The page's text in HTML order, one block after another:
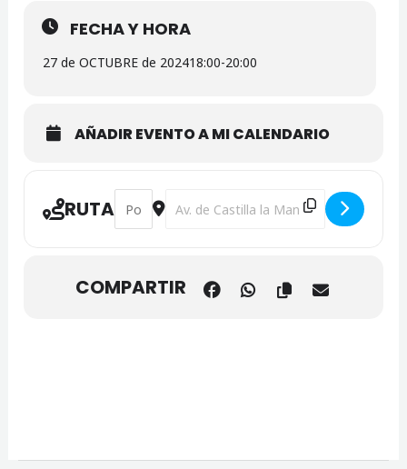
FECHA Y HORA
27 de OCTUBRE de 202418:00-20:00
AÑADIR EVENTO A MI CALENDARIO
RUTA Address - ENCUENTRO DE BANDAS
Destination Address - ENCUENTRO DE
COMPARTIR